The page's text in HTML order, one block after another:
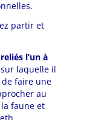
partir et
l’un à
sur laquelle il
faire une
au
faune et